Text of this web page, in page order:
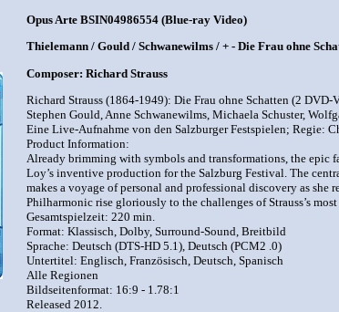
Opus Arte BSIN04986554 (Blue-ray Video)
Thielemann / Gould / Schwanewilms / + - Die Frau ohne
Composer: Richard Strauss
Richard Strauss (1864-1949): Die Frau ohne Schatten (2 DVD-
Stephen Gould, Anne Schwanewilms, Michaela Schuster,
Eine Live-Aufnahme von den Salzburger Festspielen; Regie:
Product Information:
Already brimming with symbols and transformations, the epic
Loy’s inventive production for the Salzburg Festival. The
makes a voyage of personal and professional discovery as
Philharmonic rise gloriously to the challenges of Strauss’s
Gesamtspielzeit: 220 min.
Format: Klassisch, Dolby, Surround-Sound, Breitbild
Sprache: Deutsch (DTS-HD 5.1), Deutsch (PCM2 .0)
Untertitel: Englisch, Französisch, Deutsch, Spanisch
Alle Regionen
Bildseitenformat: 16:9 - 1.78:1
Released 2012.